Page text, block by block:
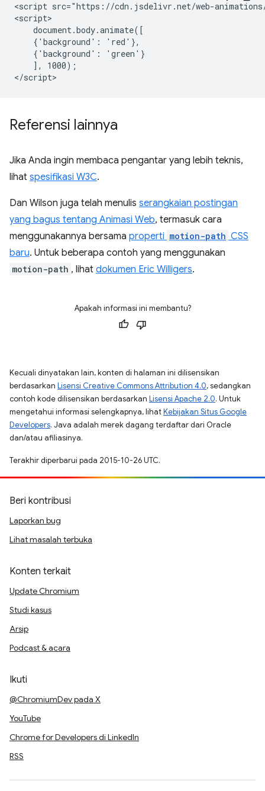
<script src="https://cdn.jsdelivr.net/web-
<script>
    document.body.animate([
    {'background': 'red'},
    {'background': 'green'}
    ], 1000);
Referensi lainnya
Jika Anda ingin membaca pengantar yang lebih teknis,
lihat spesifikasi W3C.
Dan Wilson juga telah menulis serangkaian postingan
yang bagus tentang Animasi Web, termasuk cara
menggunakannya bersama properti motion-path CSS
baru. Untuk beberapa contoh yang menggunakan
motion-path , lihat dokumen Eric Willigers.
Apakah informasi ini membantu?
Kecuali dinyatakan lain, konten di halaman ini dilisensikan
berdasarkan Lisensi Creative Commons Attribution 4.0, sedangkan
contoh kode dilisensikan berdasarkan Lisensi Apache 2.0. Untuk
mengetahui informasi selengkapnya, lihatKebijakan Situs Google
Developers. Java adalah merek dagang terdaftar dari Oracle
dan/atau afiliasinya.
Terakhir diperbarui pada 2015-10-26 UTC.
Beri kontribusi
Laporkan bug
Lihat masalah terbuka
Konten terkait
Update Chromium
Studi kasus
Arsip
Podcast & acara
Ikuti
@ChromiumDev pada X
YouTube
Chrome for Developers di LinkedIn
RSS